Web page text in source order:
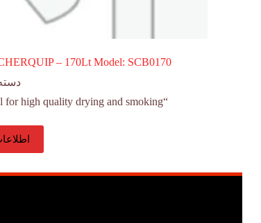
– 170Lt Model: SCB0170
“Butcherquip’s Smoker Cabinet is ideal for high quality drying and smoking.”